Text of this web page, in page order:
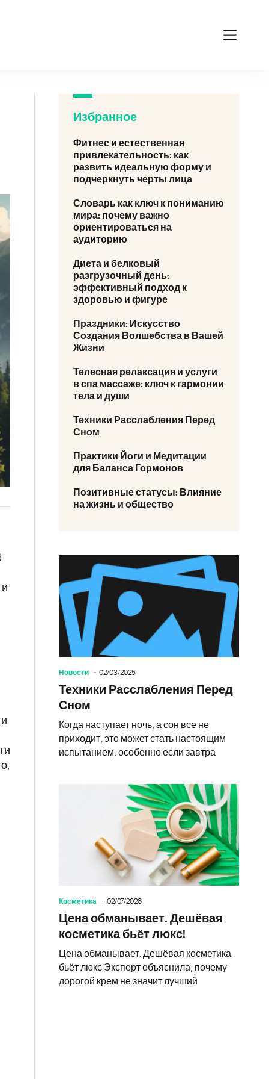
Избранное
Фитнес и естественная
привлекательность: как
развить идеальную форму и
подчеркнуть черты лица
Словарь как ключ к пониманию
мира: почему важно
ориентироваться на
аудиторию
Диета и белковый
разгрузочный день:
эффективный подход к
здоровью и фигуре
Праздники: Искусство
Создания Волшебства в Вашей
Жизни
Телесная релаксация и услуги
в спа массаже: ключ к гармонии
тела и души
Техники Расслабления Перед
Сном
Практики Йоги и Медитации
для Баланса Гормонов
Позитивные статусы: Влияние
на жизнь и общество
Новости 02/03/2025
Техники Расслабления Перед
Сном
Когда наступает ночь, а сон все не
приходит, это может стать настоящим
испытанием, особенно если завтра
Косметика 02/07/2026
Цена обманывает. Дешёвая
косметика бьёт люкс!
Цена обманывает. Дешёвая косметика
бьёт люкс!Эксперт объяснила, почему
дорогой крем не значит лучший